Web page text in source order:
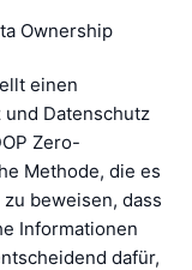
Ownership
einen
Datenschutz
Zero-
Methode, die es
beweisen, dass
Informationen
dafür,